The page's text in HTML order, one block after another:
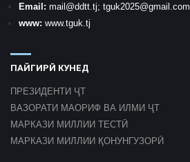
Email: mail@ddtt.tj; tguk2025@gmail.com
www: www.tguk.tj
ПАЙГИРӢ КУНЕД
ПРЕЗИДЕНТИ ҶТ
ВАЗОРАТИ МАОРИФ ВА ИЛМИ ҶТ
МАРКАЗИ МИЛЛИИ ТЕСТӢ
МАРКАЗИ МИЛЛИИ ҚОНУНГУЗОРӢ